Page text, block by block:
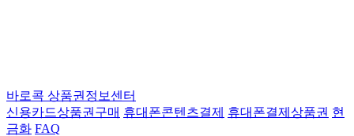
바로콕 상품권정보센터
신용카드상품권구매 휴대폰콘텐츠결제 휴대폰결제상품권 현
금화 FAQ